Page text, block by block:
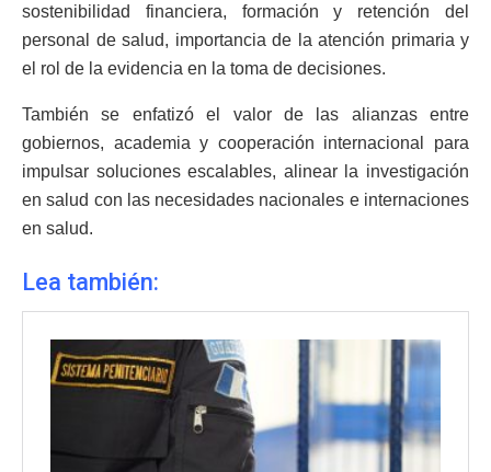
sostenibilidad financiera, formación y retención del
personal de salud, importancia de la atención primaria y
el rol de la evidencia en la toma de decisiones.
También se enfatizó el valor de las alianzas entre
gobiernos, academia y cooperación internacional para
impulsar soluciones escalables, alinear la investigación
en salud con las necesidades nacionales e internaciones
en salud.
Lea también: